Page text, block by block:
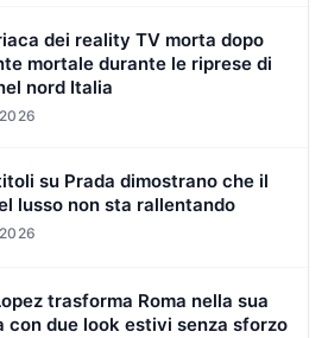
dei reality TV morta dopo
mortale durante le riprese di
nord Italia
su Prada dimostrano che il
lusso non sta rallentando
trasforma Roma nella sua
con due look estivi senza sforzo